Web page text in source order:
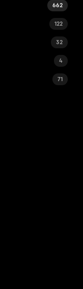
662
122
32
4
71